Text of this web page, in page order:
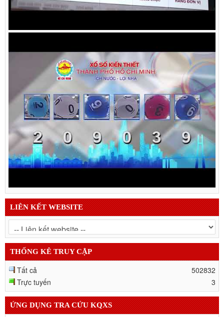
LIÊN KẾT WEBSITE
THỐNG KÊ TRUY CẬP
Tất cả
502832
Trực tuyến
3
ỨNG DỤNG TRA CỨU KQXS